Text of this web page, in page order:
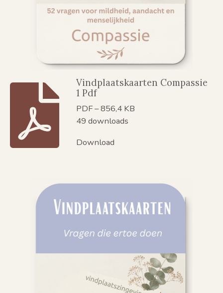
Vindplaatskaarten Compassie
1 Pdf
PDF – 856,4 KB
49 downloads
Download